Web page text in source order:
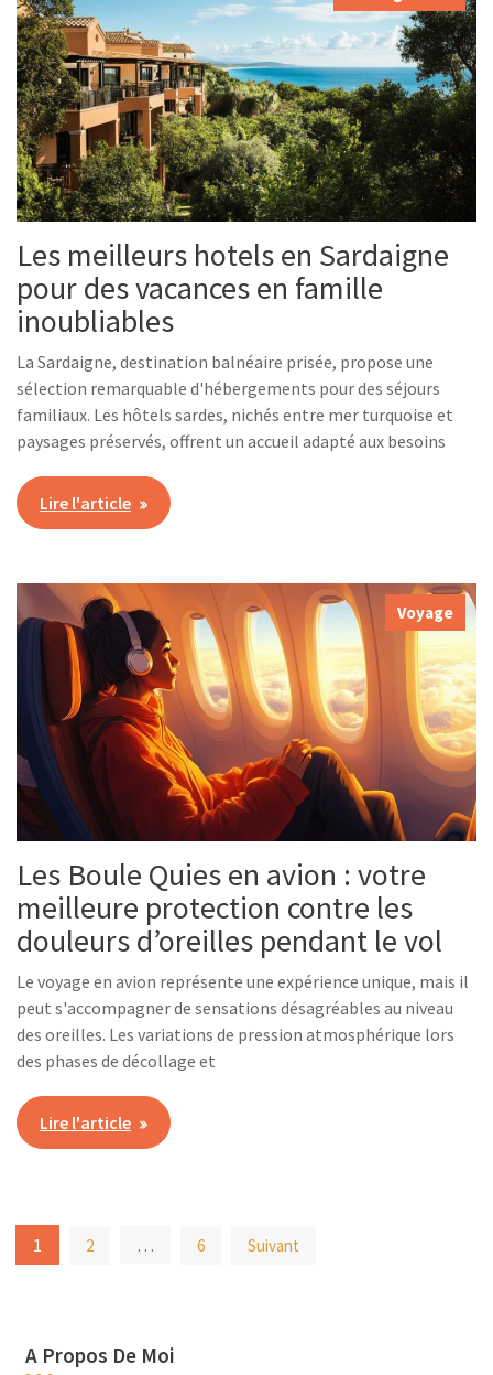
Les meilleurs hotels en Sardaigne
pour des vacances en famille
inoubliables
La Sardaigne, destination balnéaire prisée, propose une
sélection remarquable d'hébergements pour des séjours
familiaux. Les hôtels sardes, nichés entre mer turquoise et
paysages préservés, offrent un accueil adapté aux besoins
Lire l'article
Voyage
Les Boule Quies en avion : votre
meilleure protection contre les
douleurs d’oreilles pendant le vol
Le voyage en avion représente une expérience unique, mais il
peut s'accompagner de sensations désagréables au niveau
des oreilles. Les variations de pression atmosphérique lors
des phases de décollage et
Lire l'article
Pagination
des
1 2 … 6 Suivant
A Propos De Moi